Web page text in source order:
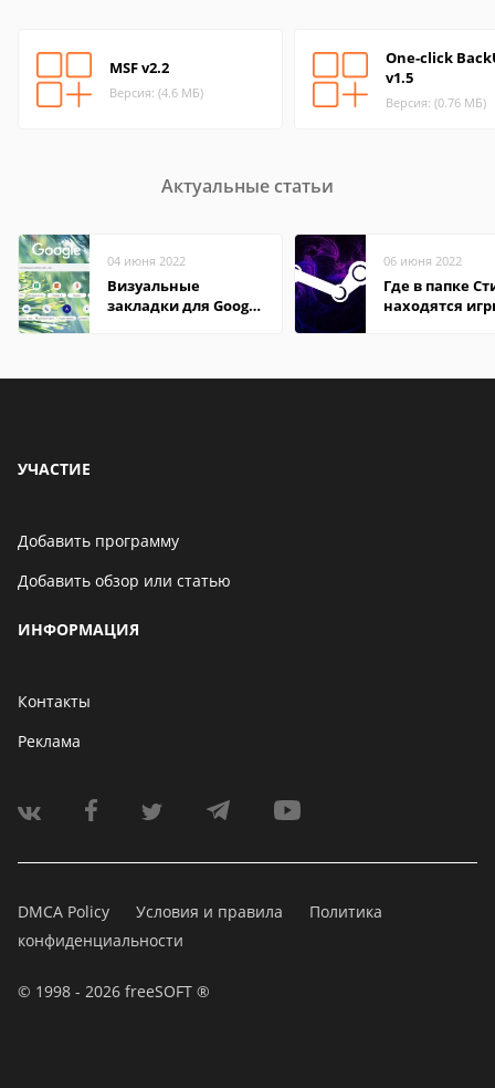
MSF v2.2
Версия: (4.6 МБ)
One-click
v1.5
Версия: (0.76 МБ)
Актуальные статьи
04 июня 2022
Визуальные
закладки для Google
06 июня 2022
Где в папке
находятся
УЧАСТИЕ
Добавить программу
Добавить обзор или статью
ИНФОРМАЦИЯ
Контакты
Реклама
DMCA Policy Условия и правила
Политика
конфиденциальности
© 1998 - 2026 freeSOFT ®